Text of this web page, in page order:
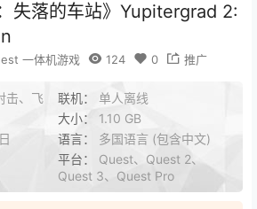
失落的车站》Yupitergrad 2:
一体机游戏 124 0 推广
击、飞
联机： 单人离线
大小： 1.10 GB
语言： 多国语言 (包含中文)
平台： Quest、Quest 2、
Quest 3、Quest Pro